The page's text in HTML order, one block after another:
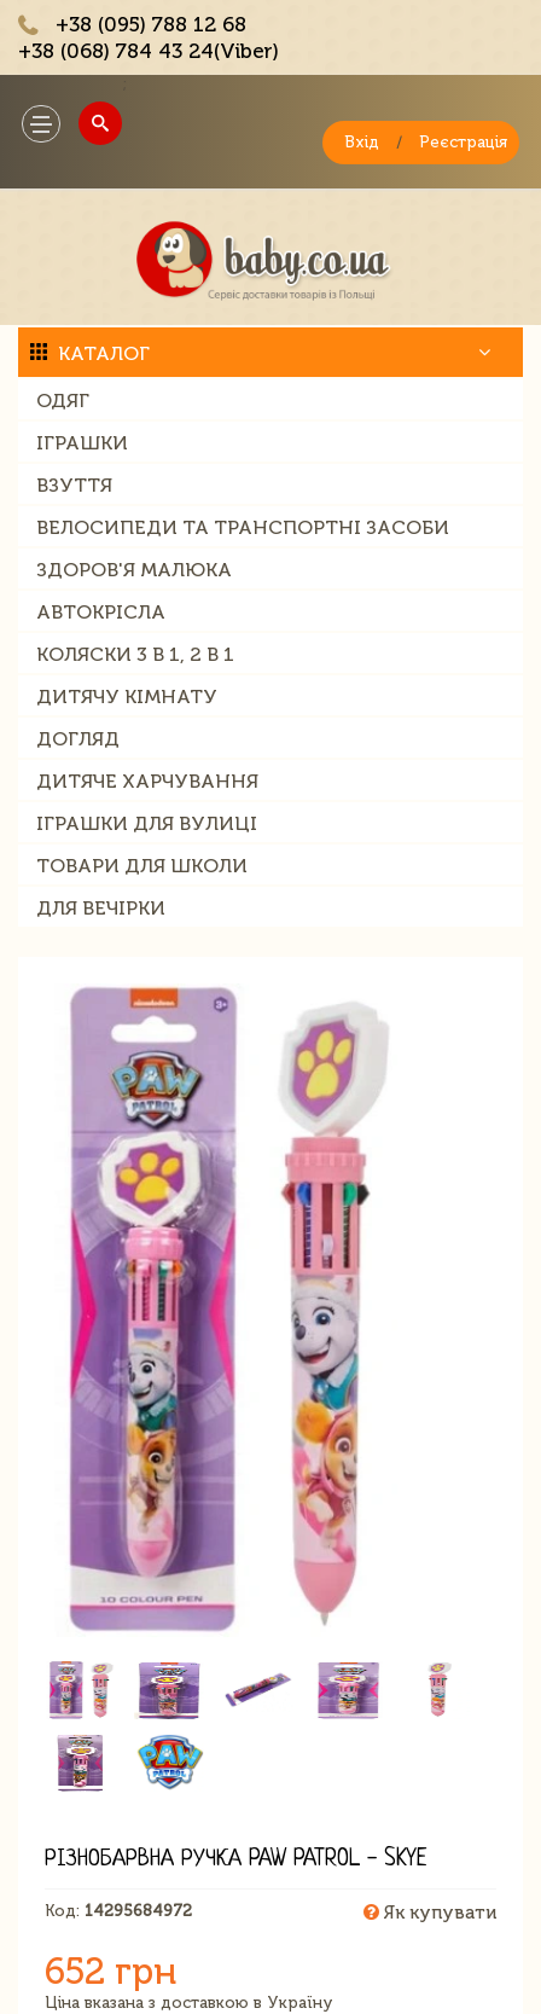
+38 (095) 788 12 68
+38 (068) 784 43 24(Viber)
Toggle
navigation
Вхід / Реєстрація
КАТАЛОГ
ОДЯГ
ІГРАШКИ
ВЗУТТЯ
ВЕЛОСИПЕДИ ТА ТРАНСПОРТНІ ЗАСОБИ
ЗДОРОВ'Я МАЛЮКА
АВТОКРІСЛА
КОЛЯСКИ 3 В 1, 2 В 1
ДИТЯЧУ КІМНАТУ
ДОГЛЯД
ДИТЯЧЕ ХАРЧУВАННЯ
ІГРАШКИ ДЛЯ ВУЛИЦІ
ТОВАРИ ДЛЯ ШКОЛИ
ДЛЯ ВЕЧІРКИ
РІЗНОБАРВНА РУЧКА PAW PATROL - SKYE
Код: 14295684972 Як купувати
652 грн
Ціна вказана з доставкою в Україну